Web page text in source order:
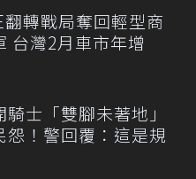
翻轉戰局奪回輕型商
台灣2月車市年增
士「雙腳未著地」
怨！警回覆：這是規